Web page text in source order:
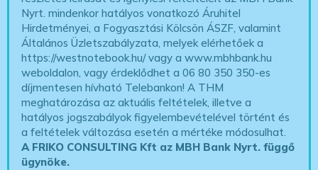
Nyrt. mindenkor hatályos vonatkozó Áruhitel
Hirdetményei, a Fogyasztási Kölcsön ÁSZF, valamint
Általános Üzletszabályzata, melyek elérhetőek a
https://westnotebook.hu/vagy a www.mbhbank.hu
weboldalon, vagy érdeklődhet a 06 80 350 350-es
díjmentesen hívható Telebankon! A THM
meghatározása az aktuális feltételek, illetve a
hatályos jogszabályok figyelembevételével történt és
a feltételek változása esetén a mértéke módosulhat.
A FRIKO CONSULTING Kft az MBH Bank Nyrt. függő
ügynöke.